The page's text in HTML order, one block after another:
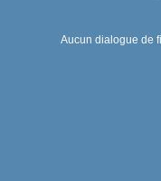
Aucun dialogue de